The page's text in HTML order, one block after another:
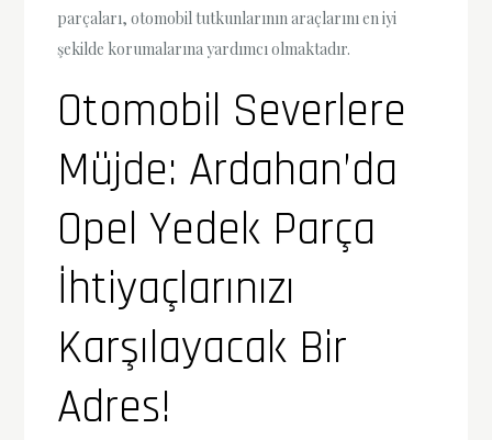
parçaları, otomobil tutkunlarının araçlarını en iyi
şekilde korumalarına yardımcı olmaktadır.
Otomobil Severlere
Müjde: Ardahan’da
Opel Yedek Parça
İhtiyaçlarınızı
Karşılayacak Bir
Adres!